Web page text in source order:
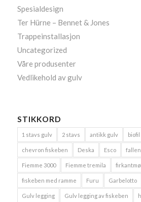
Spesialdesign
Ter Hürne – Bennet & Jones
Trappeinstallasjon
Uncategorized
Våre produsenter
Vedlikehold av gulv
STIKKORD
1 stavs gulv 2 stavs antikk gulv
chevron fiskeben Deska Esco
Fiemme 3000 Fiemme tremila
fiskeben med ramme Furu Garbelotto
Gulv legging Gulv legging av fiskeben